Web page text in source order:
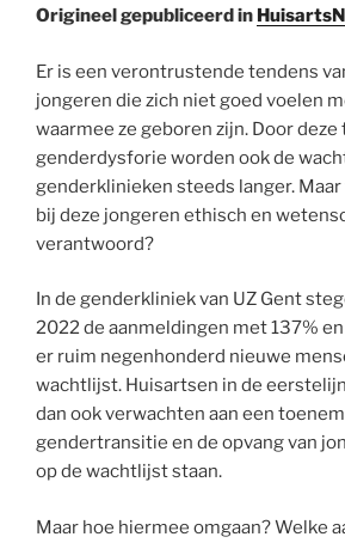
Origineel gepubliceerd in
Er is een verontrustende tendens
jongeren die zich niet goed voelen
waarmee ze geboren zijn. Door
genderdysforie worden ook de
genderklinieken steeds langer. Maar
bij deze jongeren ethisch en
verantwoord?
In de genderkliniek van UZ Gent
2022 de aanmeldingen met 137%
er ruim negenhonderd nieuwe
wachtlijst. Huisartsen in de
dan ook verwachten aan een
gendertransitie en de opvang van
op de wachtlijst staan.
Maar hoe hiermee omgaan? Welke